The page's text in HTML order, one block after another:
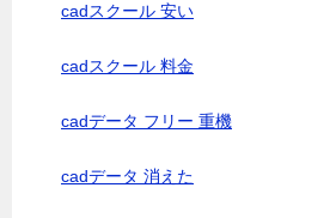
cadスクール 安い
cadスクール 料金
cadデータ フリー 重機
cadデータ 消えた